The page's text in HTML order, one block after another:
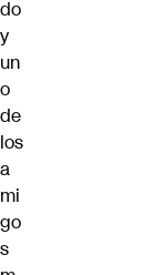
do
y
un
o
de
los
a
mi
go
s